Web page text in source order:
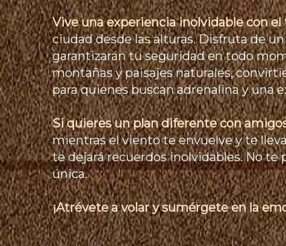
Vive una experiencia inolvidable con
ciudad desde las alturas. Disfruta de
garantizarán tu seguridad en todo
montañas y paisajes naturales,
para quienes buscan adrenalina y una
Si quieres un plan diferente con
mientras el viento te envuelve y te
te dejará recuerdos inolvidables. No
única.
¡Atrévete a volar y sumérgete en la